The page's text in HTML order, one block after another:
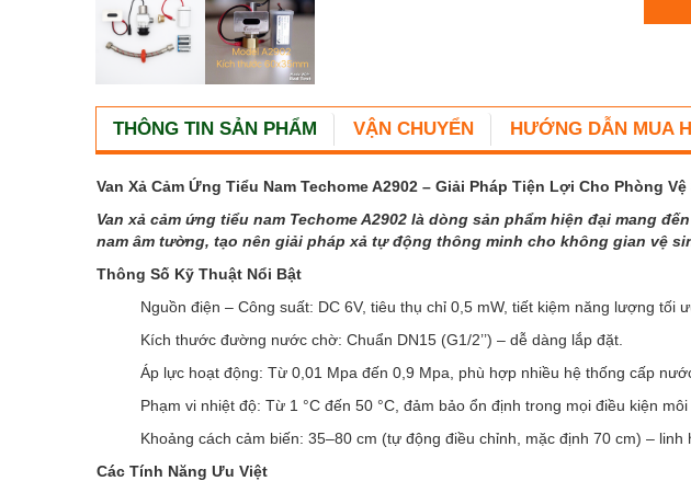
THÔNG TIN SẢN PHẨM VẬN CHUYỂN HƯỚNG DẪN MUA
Van Xả Cảm Ứng Tiểu Nam Techome A2902 – Giải Pháp Tiện Lợi Cho Phòng Vệ
Van xả cảm ứng tiểu nam Techome A2902 là dòng sản phẩm hiện đại mang
nam âm tường, tạo nên giải pháp xả tự động thông minh cho không gian vệ
Thông Số Kỹ Thuật Nổi Bật
Nguồn điện – Công suất: DC 6V, tiêu thụ chỉ 0,5 mW, tiết kiệm năng lượng tối
Kích thước đường nước chờ: Chuẩn DN15 (G1/2’’) – dễ dàng lắp đặt.
Áp lực hoạt động: Từ 0,01 Mpa đến 0,9 Mpa, phù hợp nhiều hệ thống cấp
Phạm vi nhiệt độ: Từ 1 °C đến 50 °C, đảm bảo ổn định trong mọi điều kiện môi
Khoảng cách cảm biến: 35–80 cm (tự động điều chỉnh, mặc định 70 cm) –
Các Tính Năng Ưu Việt